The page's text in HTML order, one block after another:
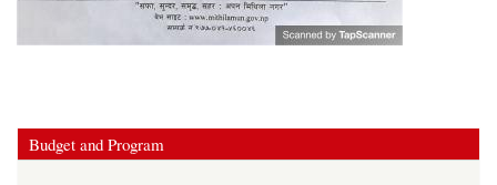
Budget and Program